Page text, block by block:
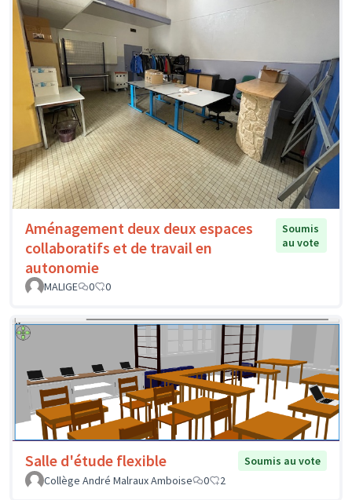
Aménagement deux deux espaces
collaboratifs et de travail en
autonomie
Soumis
au vote
MALIGE 0 0
Salle d'étude flexible
Soumis au vote
Collège André Malraux Amboise
0 2